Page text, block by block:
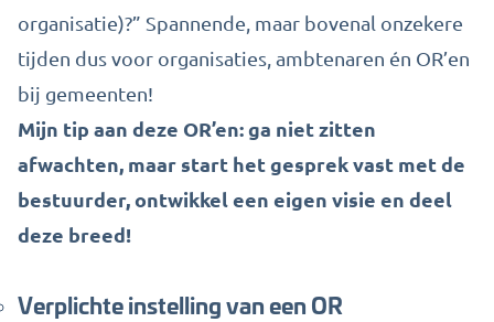
organisatie)?” Spannende, maar bovenal onzekere
tijden dus voor organisaties, ambtenaren én OR’en
bij gemeenten!
Mijn tip aan deze OR’en: ga niet zitten
afwachten, maar start het gesprek vast met de
bestuurder, ontwikkel een eigen visie en deel
deze breed!
Verplichte instelling van een OR